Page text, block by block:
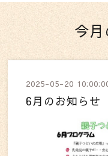
今
2025-05-20
6月のお知らせ